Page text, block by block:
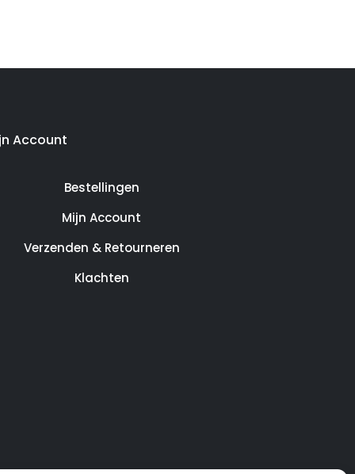
Account
Bestellingen
Mijn Account
Verzenden & Retourneren
Klachten